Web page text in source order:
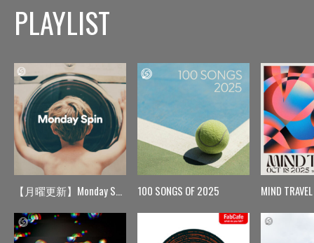
PLAYLIST
【月曜更新】Monday Spin 100 SONGS OF 2025 MIND TRAVEL